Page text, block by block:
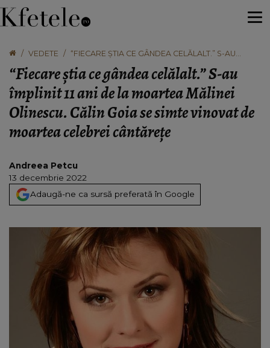
VEDETE
“FIECARE ȘTIA CE GÂNDEA CELĂLALT.” S-AU
OLINESCU. CĂLIN GOIA SE SIMTE VINOVAT DE
MOARTEA CELEBREI CÂNTĂREȚE
“Fiecare știa ce gândea celălalt.” S-au
împlinit 11 ani de la moartea Mălinei
Olinescu. Călin Goia se simte vinovat de
moartea celebrei cântărețe
Andreea Petcu
13 decembrie 2022
Adaugă-ne ca sursă preferată în Google